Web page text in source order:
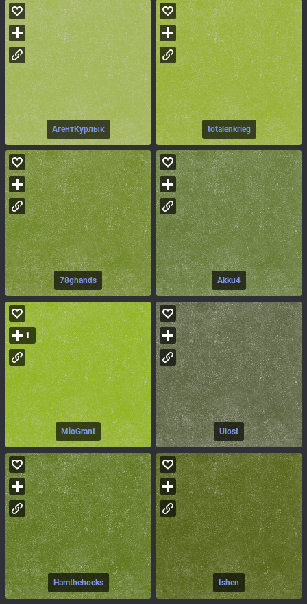
АгентКурлык totalenkrieg
78ghands Akku4
MioGrant
1
Ulost
Hamthehocks Ishen